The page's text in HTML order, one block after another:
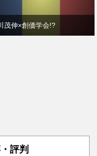
茂伸×創価学会!?
評判